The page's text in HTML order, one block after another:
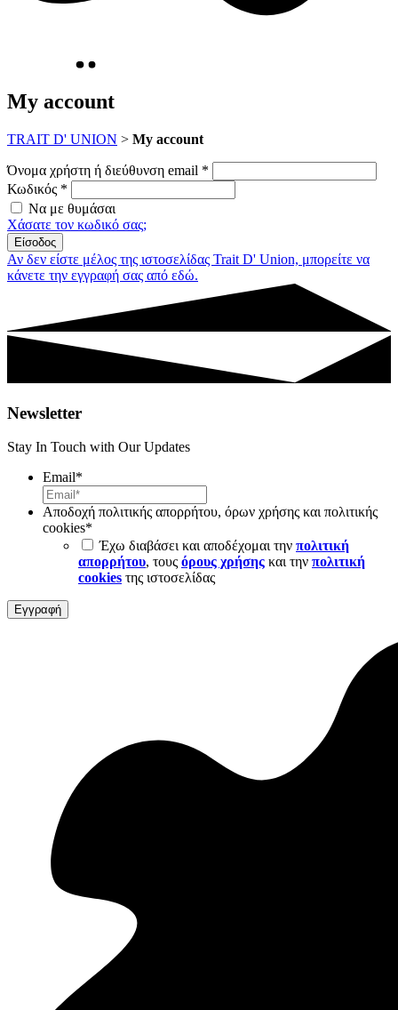
My account
TRAIT D' UNION > My account
Όνομα χρήστη ή διεύθυνση email *
Κωδικός *
Να με θυμάσαι
Χάσατε τον κωδικό σας;
Είσοδος
Αν δεν είστε μέλος της ιστοσελίδας Trait D' Union, μπορείτε να
κάνετε την εγγραφή σας από εδώ.
Newsletter
Stay In Touch with Our Updates
Email*
Αποδοχή πολιτικής απορρήτου, όρων χρήσης και πολιτικής
cookies*
Έχω διαβάσει και αποδέχομαι την πολιτική
απορρήτου, τους όρους χρήσης και την πολιτική
cookies της ιστοσελίδας